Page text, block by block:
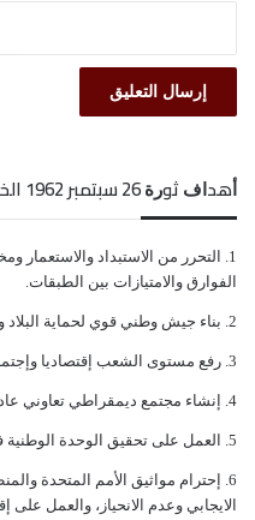
ﺃﻫﺪﺍﻑ ﺛﻮﺭﺓ 26 ﺳﺒﺘﻤﺒﺮ 1962 الخالدة
ﺍﻟﺘﺤﺮﺭ ﻣﻦ ﺍﻻﺳﺘﺒﺪﺍﺩ ﻭﺍﻻﺳﺘﻌﻤﺎﺭ
ﺍﻟﻔﻮﺍﺭﻕ ﻭﺍﻻﻣﺘﻴﺎﺯﺍﺕ ﺑﻴﻦ ﺍﻟﻄﺒﻘﺎﺕ.
ﺑﻨﺎﺀ ﺟﻴﺶ ﻭﻃﻨﻲ ﻗﻮﻱ ﻟﺤﻤﺎﻳﺔ ﺍﻟﺒﻼﺩ
ﺭﻓﻊ ﻣﺴﺘﻮﻯ ﺍﻟﺸﻌﺐ ﺇﻗﺘﺼﺎﺩﻳﺎ
ﺇﻧﺸﺎﺀ ﻣﺠﺘﻤﻊ ﺩﻳﻤﻘﺮﺍﻃﻲ ﺗﻌﺎﻭﻧﻲ
ﺍﻟﻌﻤﻞ ﻋﻠﻰ ﺗﺤﻘﻴﻖ ﺍﻟﻮﺣﺪﺓ ﺍﻟﻮﻃﻨﻴﺔ
ﺇﺣﺘﺮﺍﻡ ﻣﻮﺍﺛﻴﻖ الأﻣﻢ ﺍﻟﻤﺘﺤﺪﺓ
ﺍﻻﻳﺠﺎﺑﻲ ﻭﻋﺪﻡ ﺍﻻﻧﺤﻴﺎﺯ، ﻭﺍﻟﻌﻤﻞ ﻋﻠﻰ